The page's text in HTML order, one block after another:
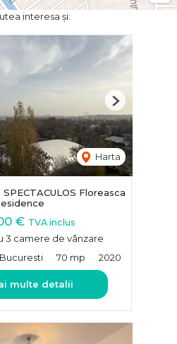
interesa și:
Harta
Next
Floreasca
€ TVA inclus
3 camere de vânzare
70 mp 2020
multe detalii